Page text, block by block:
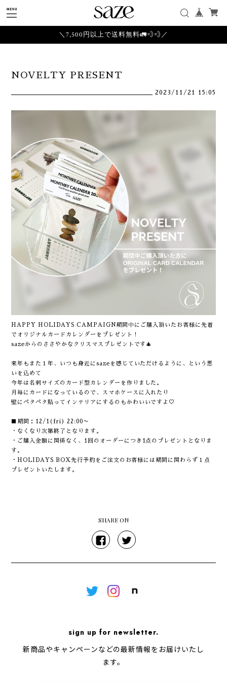
＼7,500円以上で送料無料🚛💨💨／
NOVELTY PRESENT
2023/11/21 15:05
HAPPY HOLIDAYS CAMPAIGN期間中にご購入頂いたお客様に先着
でオリジナルカードカレンダーをプレゼント！
sazeからのささやかなクリスマスプレゼントです🎄
来年もまた１年、いつも身近にsazeを感じていただけるように、という思
いを込めて
今年は名刺サイズのカード型カレンダーを作りました。
月毎にカードになっているので、スマホケースに入れたり
壁にペタペタ貼ってインテリアにするのもかわいいですよ♡
■期間：12/1(fri) 22:00〜
・なくなり次第終了となります。
・ご購入金額に関係なく、1回のオーダーにつき1点のプレゼントとなりま
す。
・HOLIDAYS BOX先行予約をご注文のお客様には期間に関わらず１点
プレゼントいたします。
SHARE ON
sign up for newsletter.
新商品やキャンペーンなどの最新情報をお届けいたし
ます。